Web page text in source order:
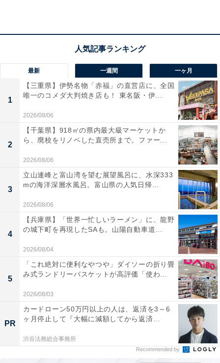
「宇品天然温泉 ほの湯」の口コミは？
「宇品天然温泉 ほの湯」には以下のような口コミが寄せ
られています。
源泉かけ流しの岩風呂はしっとりとした湯ざわりで
体の芯から温まりました。炭酸泉との交互浴でポカ
ポカが続き、湯上がりのお肌もしっとりとしていて
よかったです。
最新 一週間 一ヶ月
1
【三重県】伊勢名物「赤福」の直営店に、全国
唯一のコメダ大判焼き店も！ 東名阪・伊...
2026/08/06
2
【千葉県】918㎡の県内最大級マーケットか
ら、廃校をリノベした直売所まで。ファー...
2026/08/06
3
立山連峰と富山湾を望む展望風呂に、水深333
mの海洋深層水風呂。富山県の人気日帰...
2026/08/06
4
【兵庫県】「世界一忙しいラーメン」に、龍野
の城下町を再現したSAも。山陽自動車道...
2026/08/04
5
「これ絶対に便利なやつや」ダイソーの折り畳
み式ランドリーバスケットが高評価「使わ...
2026/08/03
PR
カードローン50万円以上の人は、返済を3～6
ヶ月停止して『大幅に減額してから返済...
渋谷法務総合事務所
Recommended by